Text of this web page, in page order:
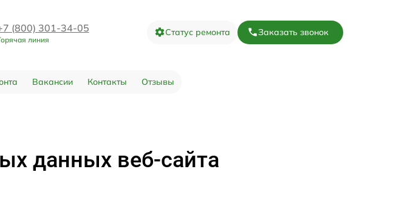
(800) 301-34-05
линия
Статус ремонта Заказать звонок
Вакансии Контакты Отзывы
данных веб-сайта